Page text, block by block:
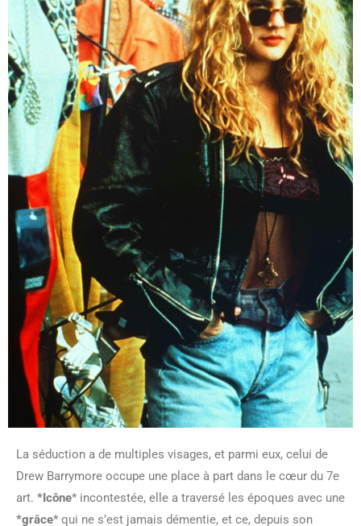
La séduction a de multiples visages, et parmi eux, celui de
Drew Barrymore occupe une place à part dans le cœur du 7e
art. *Icône* incontestée, elle a traversé les époques avec une
*grâce* qui ne s’est jamais démentie, et ce, depuis son